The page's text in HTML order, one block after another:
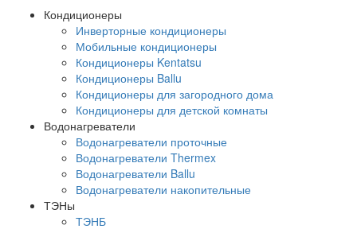
Кондиционеры
Инверторные кондиционеры
Мобильные кондиционеры
Кондиционеры Kentatsu
Кондиционеры Ballu
Кондиционеры для загородного дома
Кондиционеры для детской комнаты
Водонагреватели
Водонагреватели проточные
Водонагреватели Thermex
Водонагреватели Ballu
Водонагреватели накопительные
ТЭНы
ТЭНБ